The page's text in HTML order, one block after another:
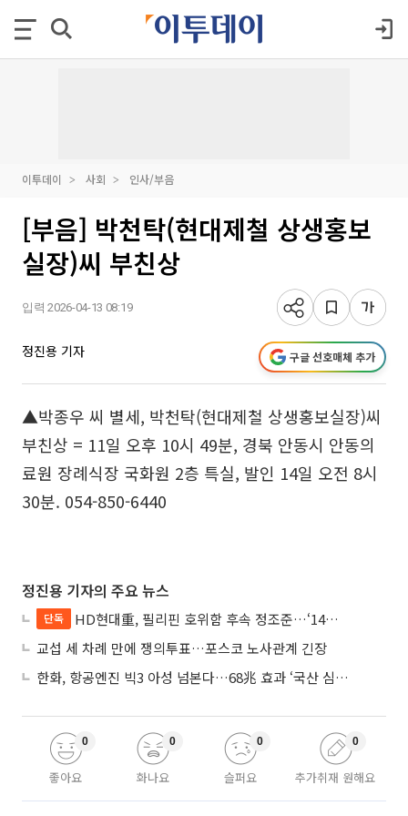
이투데이 사회 인사/부음
[부음] 박천탁(현대제철 상생홍보
실장)씨 부친상
입력 2026-04-13 08:19
정진용 기자 구글 선호매체 추가
▲박종우 씨 별세, 박천탁(현대제철 상생홍보실장)씨
부친상 = 11일 오후 10시 49분, 경북 안동시 안동의
료원 장례식장 국화원 2층 특실, 발인 14일 오전 8시
30분. 054-850-6440
정진용 기자의 주요 뉴스
단독
HD현대重, 필리핀 호위함 후속 정조준…‘14척+α’ 싹쓸이 노린다
교섭 세 차례 만에 쟁의투표…포스코 노사관계 긴장
한화, 항공엔진 빅3 아성 넘본다…68兆 효과 ‘국산 심장’ 시동
좋아요
0
화나요
0
슬퍼요
0
추가취재 원해요
0